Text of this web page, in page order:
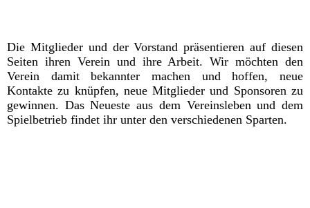
Die Mitglieder und der Vorstand präsentieren auf diesen
Seiten ihren Verein und ihre Arbeit. Wir möchten den
Verein damit bekannter machen und hoffen, neue
Kontakte zu knüpfen, neue Mitglieder und Sponsoren zu
gewinnen. Das Neueste aus dem Vereinsleben und dem
Spielbetrieb findet ihr unter den verschiedenen Sparten.